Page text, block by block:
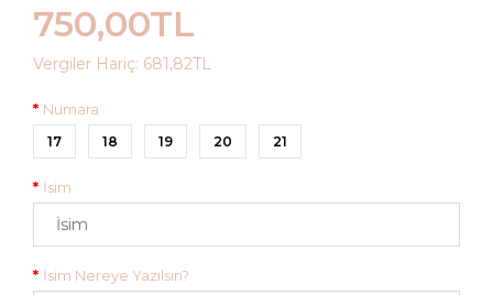
750,00TL
Vergiler Hariç: 681,82TL
Numara
17 18 19 20 21
İsim
İsim Nereye Yazılsın?